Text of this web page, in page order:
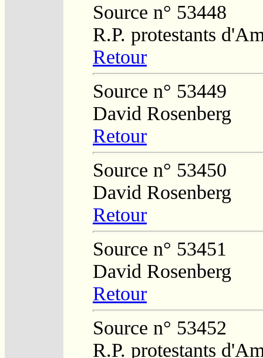
Source n° 53448
R.P. protestants
Retour
Source n° 53449
David Rosenberg
Retour
Source n° 53450
David Rosenberg
Retour
Source n° 53451
David Rosenberg
Retour
Source n° 53452
R.P. protestants